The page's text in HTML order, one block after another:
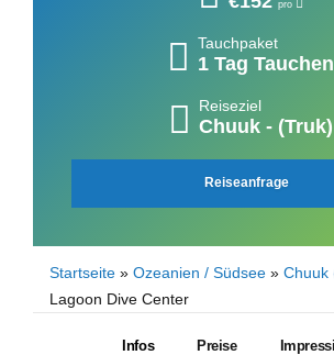
pro
Tauchpaket
1 Tag Tauchen
Reiseziel
Chuuk - (Truk)
Reiseanfrage
Startseite » Ozeanien / Südsee » Chuuk
Lagoon Dive Center
Infos Preise